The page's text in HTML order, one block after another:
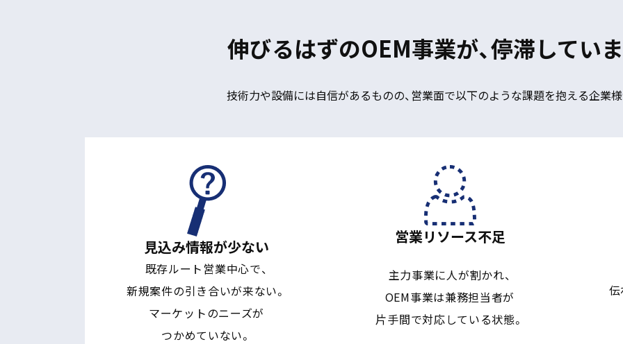
伸びるはずのOEM事業が、停滞してい
技術力や設備には自信があるものの、営業面で以下のような課題を抱える企業
見込み情報が少ない
既存ルート営業中心で、
新規案件の引き合いが来ない。
マーケットのニーズが
つかめていない。
営業リソース不足
主力事業に人が割かれ、
OEM事業は兼務担当者が
片手間で対応している状態。